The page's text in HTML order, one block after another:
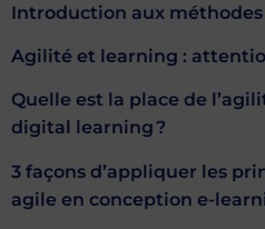
Introduction aux
Agilité et learning :
Quelle est la place de
digital learning ?
3 façons d’appliquer les
agile en conception e-